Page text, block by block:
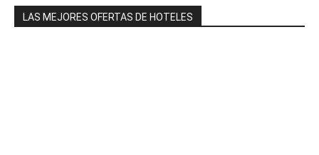
LAS MEJORES OFERTAS DE HOTELES